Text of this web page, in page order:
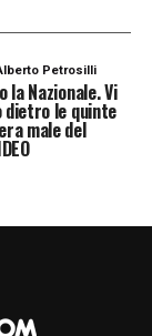
Vivo
Petrosilli
la Nazionale. Vi
dietro le quinte
male del